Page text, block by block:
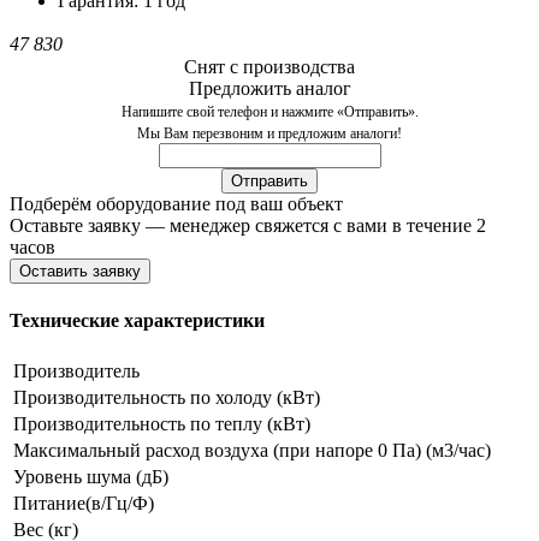
47 830
Снят с производства
Предложить аналог
Напишите свой телефон и нажмите «Отправить».
Мы Вам перезвоним и предложим аналоги!
Подберём оборудование под ваш объект
Оставьте заявку — менеджер свяжется с вами в течение 2
часов
Оставить заявку
Технические характеристики
Производитель
Производительность по холоду (кВт)
Производительность по теплу (кВт)
Максимальный расход воздуха (при напоре 0 Па) (м3/час)
Уровень шума (дБ)
Питание(в/Гц/Ф)
Вес (кг)